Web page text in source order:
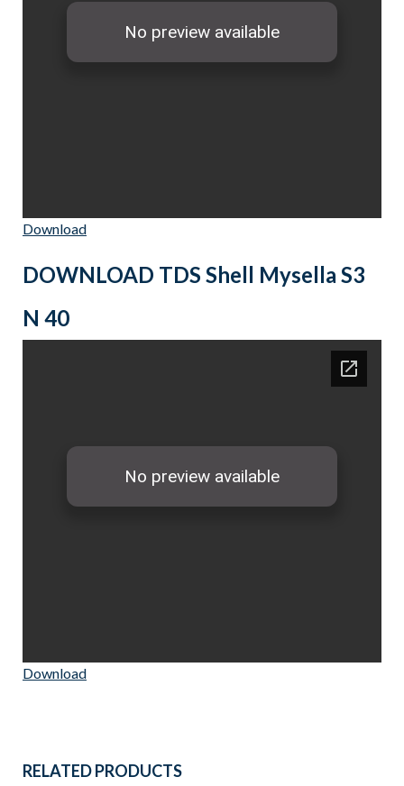
Download
DOWNLOAD TDS Shell Mysella S3
N 40
Download
RELATED PRODUCTS